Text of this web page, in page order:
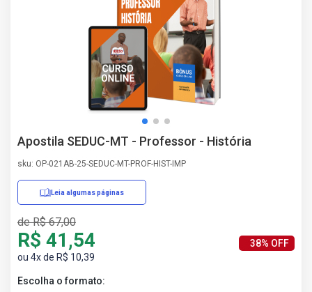
Apostila SEDUC-MT - Professor - História
sku: OP-021AB-25-SEDUC-MT-PROF-HIST-IMP
Leia algumas páginas
de R$ 67,00
R$ 41,54
ou 4x de R$ 10,39
38% OFF
Escolha o formato: